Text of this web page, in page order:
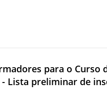
para o Curso
- Lista preliminar de